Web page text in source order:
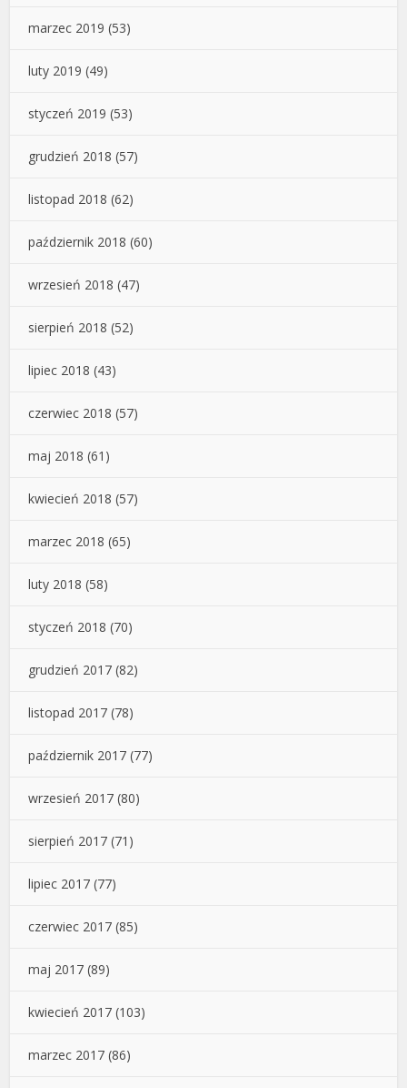
marzec 2019 (53)
luty 2019 (49)
styczeń 2019 (53)
grudzień 2018 (57)
listopad 2018 (62)
październik 2018 (60)
wrzesień 2018 (47)
sierpień 2018 (52)
lipiec 2018 (43)
czerwiec 2018 (57)
maj 2018 (61)
kwiecień 2018 (57)
marzec 2018 (65)
luty 2018 (58)
styczeń 2018 (70)
grudzień 2017 (82)
listopad 2017 (78)
październik 2017 (77)
wrzesień 2017 (80)
sierpień 2017 (71)
lipiec 2017 (77)
czerwiec 2017 (85)
maj 2017 (89)
kwiecień 2017 (103)
marzec 2017 (86)